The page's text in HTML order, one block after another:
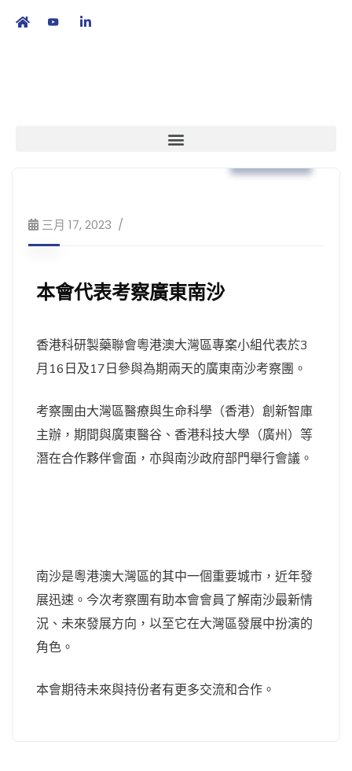
三月 17, 2023
本會代表考察廣東南沙
香港科研製藥聯會粵港澳大灣區專案小組代表於3
月16日及17日參與為期兩天的廣東南沙考察團。
考察團由大灣區醫療與生命科學（香港）創新智庫
主辦，期間與廣東醫谷、香港科技大學（廣州）等
潛在合作夥伴會面，亦與南沙政府部門舉行會議。
南沙是粵港澳大灣區的其中一個重要城市，近年發
展迅速。今次考察團有助本會會員了解南沙最新情
況、未來發展方向，以至它在大灣區發展中扮演的
角色。
本會期待未來與持份者有更多交流和合作。